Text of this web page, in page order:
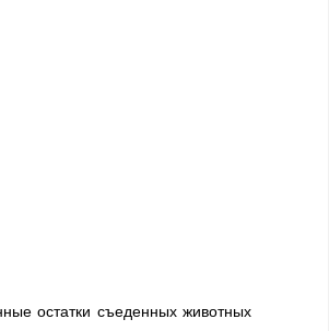
остатки съеденных животных